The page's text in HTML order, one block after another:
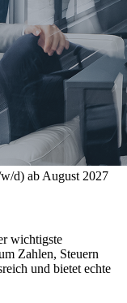
d) ab August 2027
wichtigste
Zahlen, Steuern
und bietet echte